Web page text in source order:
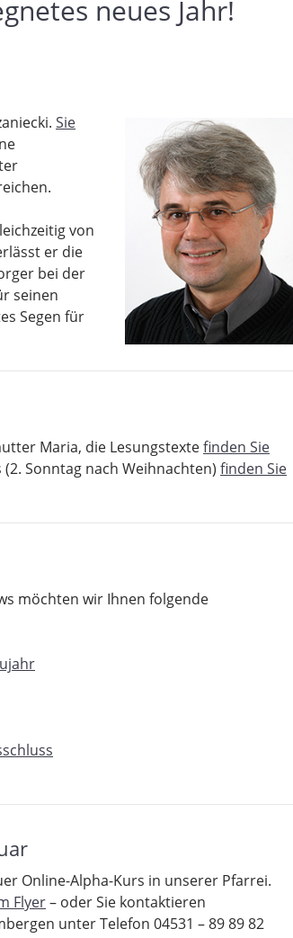
neues Jahr!
Sie
von
er die
bei der
seinen
Segen für
Maria, die Lesungstextefinden Sie
Sonntag nach Weihnachten) finden Sie
möchten wir Ihnen folgende
Online-Alpha-Kurs in unserer Pfarrei.
Flyer– oder Sie kontaktieren
unter Telefon 04531 – 89 89 82